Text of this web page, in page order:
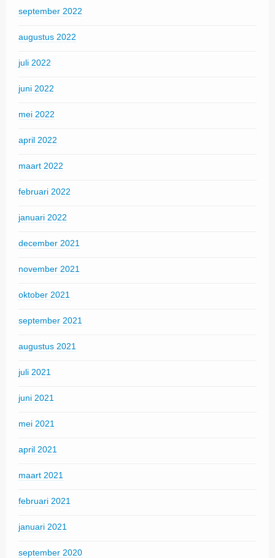
september 2022
augustus 2022
juli 2022
juni 2022
mei 2022
april 2022
maart 2022
februari 2022
januari 2022
december 2021
november 2021
oktober 2021
september 2021
augustus 2021
juli 2021
juni 2021
mei 2021
april 2021
maart 2021
februari 2021
januari 2021
september 2020